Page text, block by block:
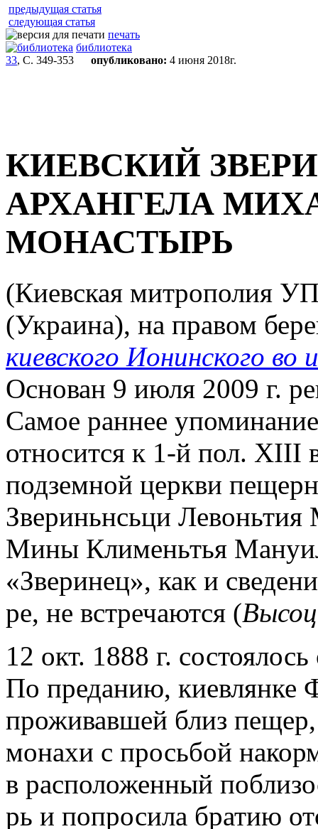
предыдущая статья
следующая статья
печать
библиотека
33, С. 349-353 опубликовано: 4 июня 2018г.
КИЕВСКИЙ
АРХАНГЕЛА
МОНАСТЫРЬ
(Киевская митрополия
(Украина), на правом
киевского Ионинского
Основан 9 июля 2009 г.
Самое раннее
относится к 1-й пол. XIII
подземной церкви
Звериньнсьци
Мины Клименьтья
«Зверинец», как и
ре, не встречаются (
12 окт. 1888 г.
По преданию, киевлянке
проживавшей близ
монахи с просьбой
в расположенный
рь и попросила братию